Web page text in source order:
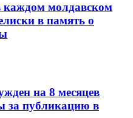
молдавском
в память о
на 8 месяцев
за публикацию в